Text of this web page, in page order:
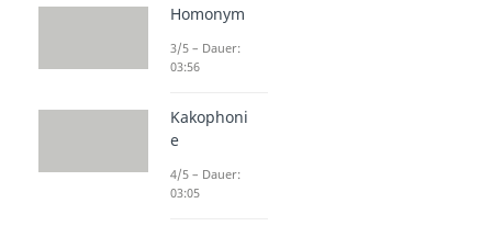
Homonym
3/5 – Dauer:
03:56
Kakophoni
e
4/5 – Dauer:
03:05